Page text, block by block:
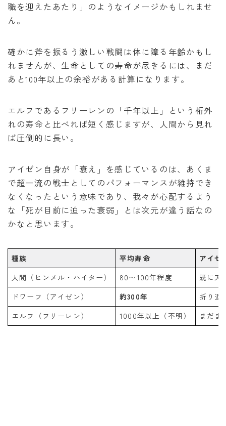
職を迎えたあたり」のようなイメージかもしれませ
ん。
確かに斧を振るう激しい戦闘は体に障る年齢かもし
れませんが、生命としての寿命が尽きるには、まだ
あと100年以上の余裕がある計算になります。
エルフであるフリーレンの「千年以上」という桁外
れの寿命と比べれば短く感じますが、人間から見れ
ば圧倒的に長い。
アイゼン自身が「衰え」を感じているのは、あくま
で超一流の戦士としてのパフォーマンスが維持でき
なくなったという意味であり、我々が心配するよう
な「死が目前に迫った衰弱」とは次元が違う話なの
かなと思います。
種族 平均寿命
アイゼ
人間（ヒンメル・ハイター）
80〜100年程度
既に天
ドワーフ（アイゼン）
約300年
折り返
エルフ（フリーレン）
1000年以上（不明） まだま